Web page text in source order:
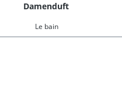
Damenduft
Le bain